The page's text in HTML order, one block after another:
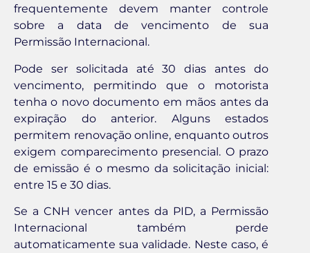
frequentemente devem manter controle
sobre a data de vencimento de sua
Permissão Internacional.
Pode ser solicitada até 30 dias antes do
vencimento, permitindo que o motorista
tenha o novo documento em mãos antes da
expiração do anterior. Alguns estados
permitem renovação online, enquanto outros
exigem comparecimento presencial. O prazo
de emissão é o mesmo da solicitação inicial:
entre 15 e 30 dias.
Se a CNH vencer antes da PID, a Permissão
Internacional também perde
automaticamente sua validade. Neste caso, é